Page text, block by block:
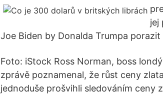
jej
Joe Biden by Donalda Trumpa porazit
Foto: iStock Ross Norman, boss
zprávě poznamenal, že růst ceny
jednoduše prošvihli sledováním ceny